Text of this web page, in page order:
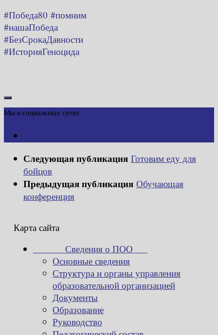
#Победа80 #помним
#нашаПобеда
#БезСрокаДавности
#ИсторияГеноцида
Мы в социальных сетях
Следующая публикация Готовим еду для
бойцов
Предыдущая публикация Обучающая
конференция
Карта сайта
Сведения о ПОО
Основные сведения
Структура и органы управления
образовательной организацией
Документы
Образование
Руководство